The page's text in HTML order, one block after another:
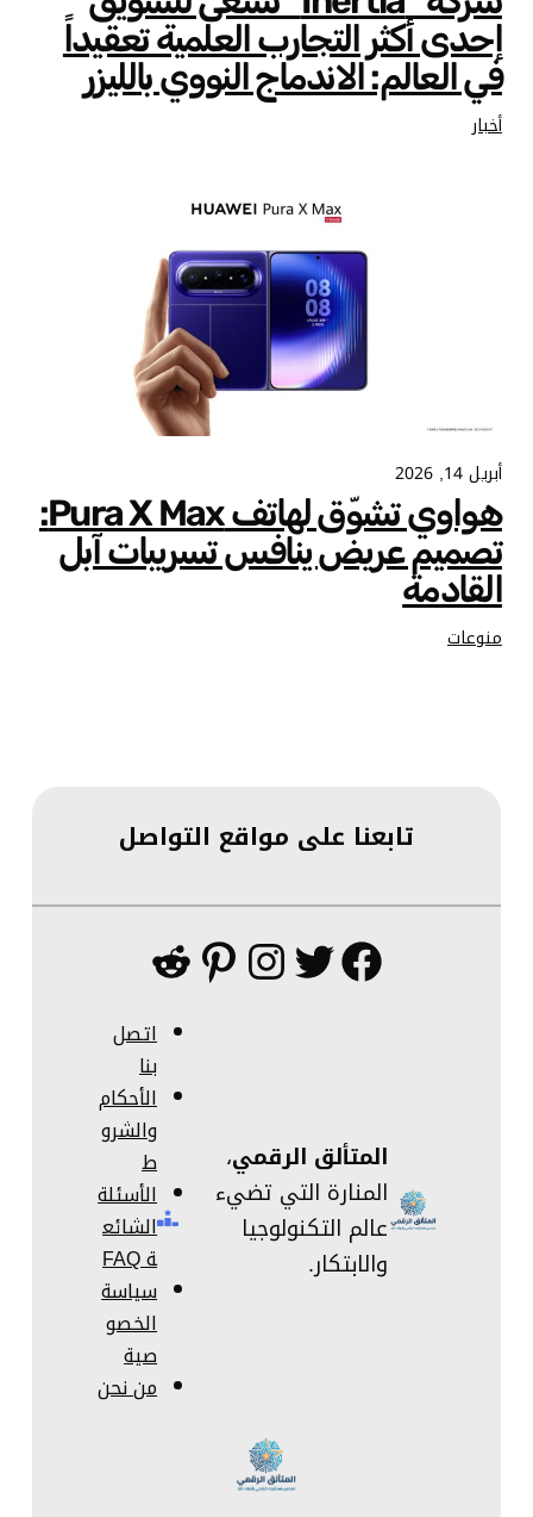
إحدى أكثر التجارب العلمية تعقيداً
في العالم: الاندماج النووي بالليزر
أخبار
أبريل 14, 2026
هواوي تشوّق لهاتف Pura X Max:
تصميم عريض ينافس تسريبات آبل
القادمة
منوعات
تابعنا على مواقع التواصل
فيسبوك
تويترإنستجرام
بينتريست
ريديت
المتألق الرقمي،
المنارة التي تضيء
عالم التكنولوجيا
والابتكار.
اتصل
بنا
الأحكام
والشرو
ط
الأسئلة
الشائع
ة FAQ
سياسة
الخصو
صية
من نحن